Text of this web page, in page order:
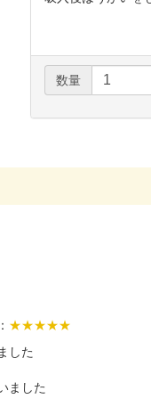
数量
★★★★★
した
ました